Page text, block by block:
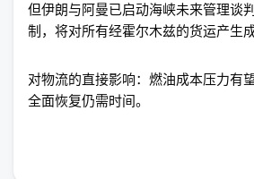
但伊朗与阿曼已启动海峡未来管理谈
制，将对所有经霍尔木兹的货运产生成
对物流的直接影响：燃油成本压力有
全面恢复仍需时间。